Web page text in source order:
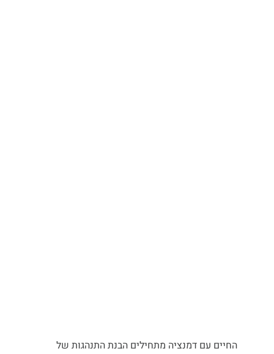
החיים עם דמנציה מתחילים הבנת התנהגות של